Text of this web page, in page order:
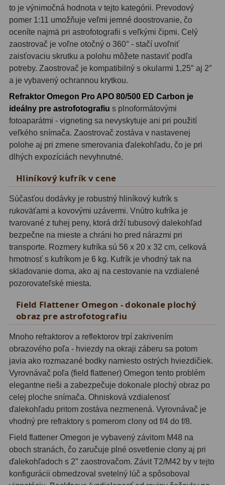
Astrofotografia 306
Planetárne kamery
Deep-Sky kamery 28
Guiding kamery14
T-krúžky 16
Adaptéry projekční11
Adaptéry T239
Filtry L-RGB7
Filtry Pass6
Filtry Clip 5
Filtry CCD Hα, OIII7
Rovnače a reduktory13
Pointácia a zaostrenie26
Kalibrace
ADC, Tilting14
Rotátory34
Komponenty 78
Helical výťahy 11
Okulárové výtahy 44
to je výnimočná hodnota v tejto kategórii. Prevodový
pomer 1:11 umožňuje veľmi jemné doostrovanie, čo
oceníte najmä pri astrofotografii s veľkými čipmi. Celý
zaostrovač je voľne otočný o 360° - stačí uvoľniť
zaisťovaciu skrutku a polohu môžete nastaviť podľa
potreby. Zaostrovač je kompatibilný s okularmi 1,25″ aj 2″
a je vybavený ochrannou krytkou.
Refraktor Omegon Pro APO 80/500 ED Carbon je
ideálny pre astrofotografiu s plnoformátovými
fotoaparátmi - vigneting sa nevyskytuje ani pri použití
veľkého snímača. Zaostrovač zostáva v nastavenej
polohe aj pri zmene smerovania ďalekohľadu, čo je pri
dlhých expozíciách nevyhnutné.
Hliníkový kufrík v cene
Súčasťou dodávky je robustný hliníkový kufrík s
rukoväťami a kovovými uzávermi. Vnútro kufríka je
tvarované z tuhej peny, ktorá drží tubusový dalekohľad
bezpečne na mieste a chráni ho pred nárazmi pri
transporte. Rozmery kufríka sú 56 x 20 x 32 cm, celková
hmotnosť s kufríkom je 6 kg. Kufrík je vhodný tak na
skladovanie doma, ako aj na cestovanie na vzdialené
pozorovateľské miesta.
Field Flattener Omegon - dokonale plochý
obraz pre astrofotografiu
Mnoho refraktorov a reflektorov trpí zakrivením
obrazového poľa - hviezdy na okraji záberu sa potom
javia ako rozmazané bodky namiesto ostrých hviezdičiek.
Vyrovnávač poľa (field flattener) Omegon tento problém
elegantne rieši a zabezpečuje dokonale plochý obraz po
celej ploche snímača. Ohnisková vzdialenosť
ďalekohľadu pritom zostáva nezmenená. Vyrovnávač je
vhodný pre refraktory s pomerom clony od f/4 do f/8.
Field flattener Omegon je vybavený závitom M48 na
oboch stranách, čo zaručuje plné osvetlenie clony aj pri
ďalekohľadoch s 2″ zaostrovačom. Závit T2/M42 by v tejto
konfigurácii obmedzoval svetelný lúč a spôsoboval